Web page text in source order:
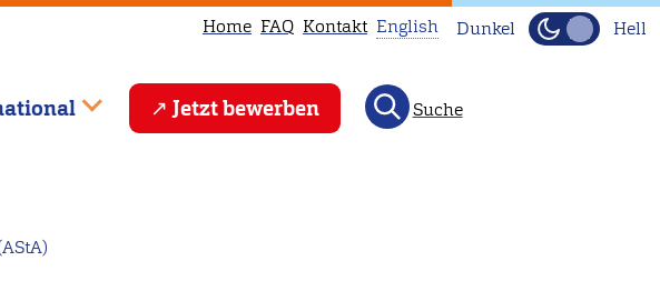
Home FAQ Kontakt
This
page
English Dunkel Hell
Jetzt bewerben Suche